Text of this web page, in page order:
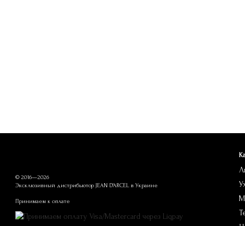
© 2016—2026
Эксклюзивный дистрибьютор JEAN D'ARCEL в Украине
Принимаем к оплате